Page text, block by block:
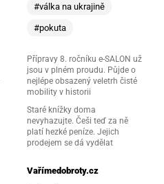
#válka na ukrajině
#pokuta
Přípravy 8. ročníku e-SALON už
jsou v plném proudu. Půjde o
nejlépe obsazený veletrh čisté
mobility v historii
Staré knížky doma
nevyhazujte. Češi teď za ně
platí hezké peníze. Jejich
prodejem se dá vydělat
Vařímedobroty.cz